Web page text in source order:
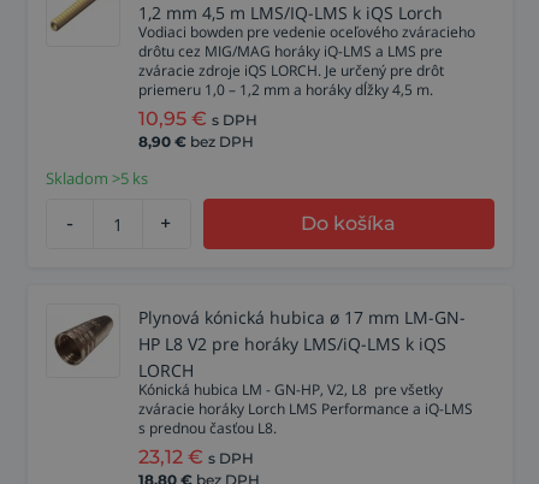
1,2 mm 4,5 m LMS/IQ-LMS k iQS Lorch
Vodiaci bowden pre vedenie oceľového zváracieho
drôtu cez MIG/MAG horáky iQ-LMS a LMS pre
zváracie zdroje iQS LORCH. Je určený pre drôt
priemeru 1,0 – 1,2 mm a horáky dĺžky 4,5 m.
10,95 € s DPH
8,90 € bez DPH
Skladom >5 ks
- + Do košíka
Plynová kónická hubica ø 17 mm LM-GN-
HP L8 V2 pre horáky LMS/iQ-LMS k iQS
LORCH
Kónická hubica LM - GN-HP, V2, L8 pre všetky
zváracie horáky Lorch LMS Performance a iQ-LMS
s prednou časťou L8.
23,12 € s DPH
18,80 € bez DPH